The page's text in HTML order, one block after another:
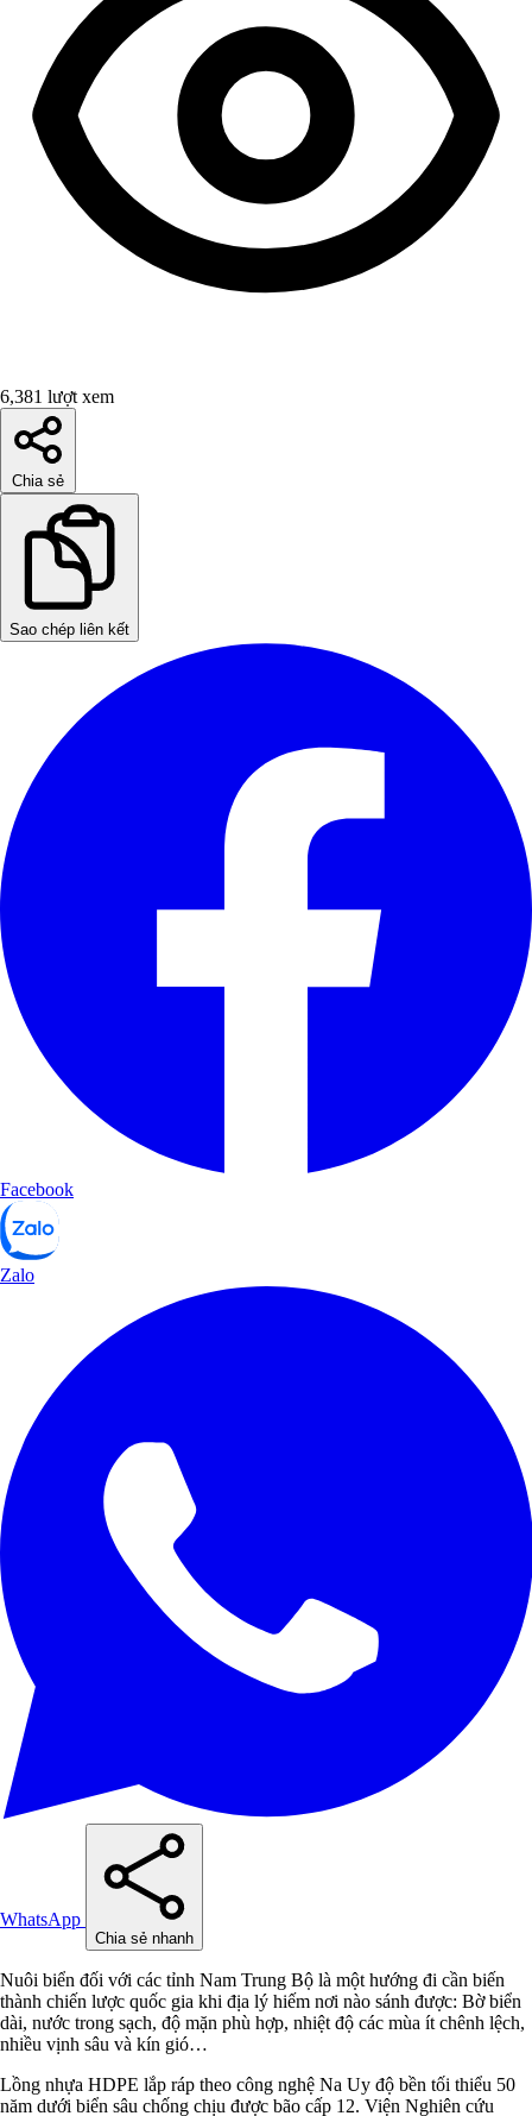
6,381 lượt xem
Chia sẻ
Sao chép liên kết
Facebook
Zalo
WhatsApp
Chia sẻ nhanh
Nuôi biển đối với các tỉnh Nam Trung Bộ là một hướng đi cần biến
thành chiến lược quốc gia khi địa lý hiếm nơi nào sánh được: Bờ biển
dài, nước trong sạch, độ mặn phù hợp, nhiệt độ các mùa ít chênh lệch,
nhiều vịnh sâu và kín gió…
Lồng nhựa HDPE lắp ráp theo công nghệ Na Uy độ bền tối thiểu 50
năm dưới biển sâu chống chịu được bão cấp 12. Viện Nghiên cứu